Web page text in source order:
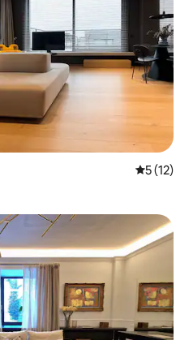
औसत रेटिंग
5 (12)